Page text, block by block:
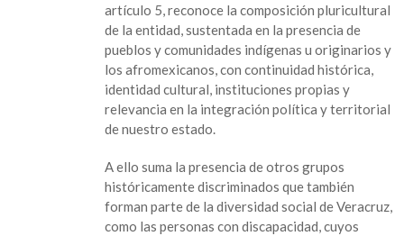
artículo 5, reconoce la composición pluricultural
de la entidad, sustentada en la presencia de
pueblos y comunidades indígenas u originarios y
los afromexicanos, con continuidad histórica,
identidad cultural, instituciones propias y
relevancia en la integración política y territorial
de nuestro estado.
A ello suma la presencia de otros grupos
históricamente discriminados que también
forman parte de la diversidad social de Veracruz,
como las personas con discapacidad, cuyos